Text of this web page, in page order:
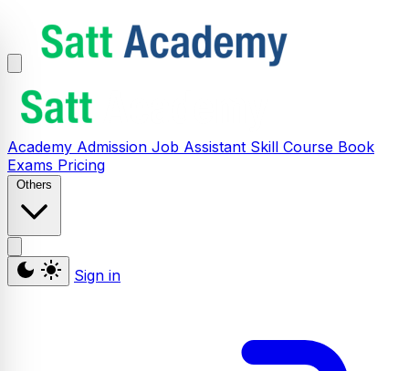
Academy Admission Job Assistant Skill Course Book
Exams Pricing
Others
Sign in